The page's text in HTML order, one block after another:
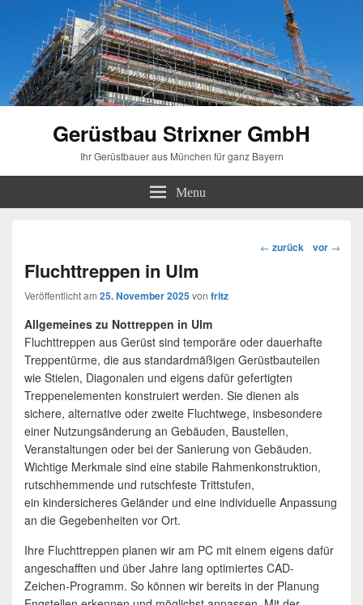
Gerüstbau Strixner GmbH
Ihr Gerüstbauer aus München für ganz Bayern
Menu
Beitragsnavigation
← zurück vor →
Fluchttreppen in Ulm
Veröffentlicht am 25. November 2025von fritz
Allgemeines zu Nottreppen in Ulm
Fluchttreppen aus Gerüst sind temporäre oder dauerhafte
Treppentürme, die aus standardmäßigen Gerüstbauteilen
wie Stielen, Diagonalen und eigens dafür gefertigten
Treppenelementen konstruiert werden. Sie dienen als
sichere, alternative oder zweite Fluchtwege, insbesondere
einer Nutzungsänderung an Gebäuden, Baustellen,
Veranstaltungen oder bei der Sanierung von Gebäuden.
Wichtige Merkmale sind eine stabile Rahmenkonstruktion,
rutschhemmende und rutschfeste Trittstufen,
ein kindersicheres Geländer und eine individuelle Anpassung
an die Gegebenheiten vor Ort.
Ihre Fluchttreppen planen wir am PC mit einem eigens dafür
angeschafften und über Jahre lang optimiertes CAD-
Zeichen-Programm. So können wir bereits in der Planung